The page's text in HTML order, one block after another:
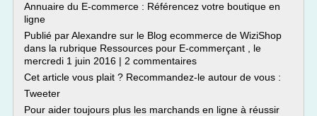
Annuaire du E-commerce : Référencez votre boutique en
ligne
Publié par Alexandre sur le Blog ecommerce de WiziShop
dans la rubrique Ressources pour E-commerçant , le
mercredi 1 juin 2016 | 2 commentaires
Cet article vous plait ? Recommandez-le autour de vous :
Tweeter
Pour aider toujours plus les marchands en ligne à réussir